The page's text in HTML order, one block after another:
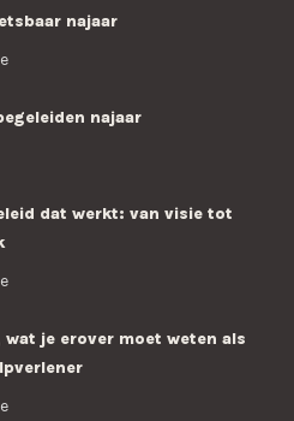
najaar
najaar
dat werkt: van visie tot
je erover moet weten als